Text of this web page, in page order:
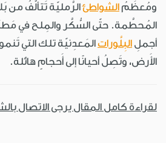
ومُعظَمُ الشواطئالرَّمليّة تَتألَّفُ من
المُحطَّمة. حتّى السُّكَّر والمِلح في
أجملِ البِلَّوراتالمَعدِنيّة تلك التي
الأَرض، وتَصِلُ أحيانًا إلى أَحجامٍ هائلة.
لقراءة كامل المقال يرجى الاتصال